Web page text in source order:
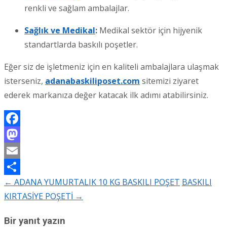
renkli ve sağlam ambalajlar.
Sağlık ve Medikal: Medikal sektör için hijyenik
standartlarda baskılı poşetler.
Eğer siz de işletmeniz için en kaliteli ambalajlara ulaşmak
isterseniz, adanabaskiliposet.com sitemizi ziyaret
ederek markanıza değer katacak ilk adımı atabilirsiniz.
Facebook
Mastodon
Email
Share
Post
← ADANA YUMURTALIK 10 KG BASKILI POŞET BASKILI
KIRTASİYE POŞETİ →
Bir yanıt yazın